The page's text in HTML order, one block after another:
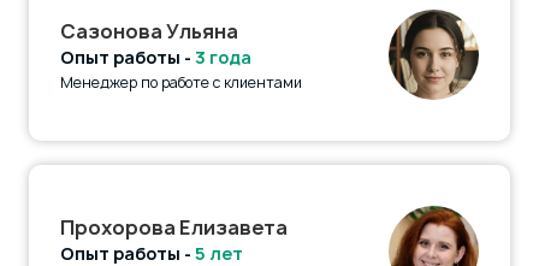
Сазонова Ульяна
Опыт работы - 3 года
Менеджер по работе с клиентами
Прохорова Елизавета
Опыт работы - 5 лет